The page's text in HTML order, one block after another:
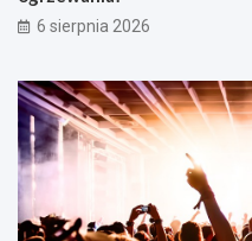
ż
y
a
!
o
l
ó
w
o
g
r
z
e
6 sierpnia 2026